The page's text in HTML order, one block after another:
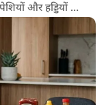
और हड्डियों पर
महसूस होती है,